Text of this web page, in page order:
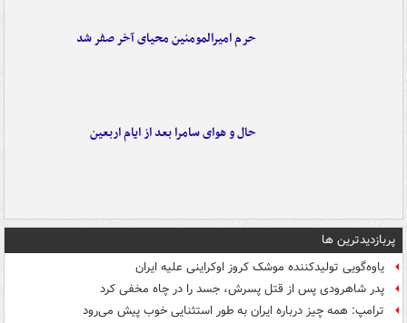
حرم امیرالمومنین محیای آخر صفر شد
حال و هوای سامرا بعد از ایام اربعین
پربازدیدترین ها
یاوه‌گویی تولیدکننده موشک کروز اوکراینی علیه ایران
پدر شاهرودی پس از قتل پسرش، جسد را در چاه مخفی کرد
ترامپ: همه چیز درباره ایران به طور استثنایی خوب پیش می‌رود